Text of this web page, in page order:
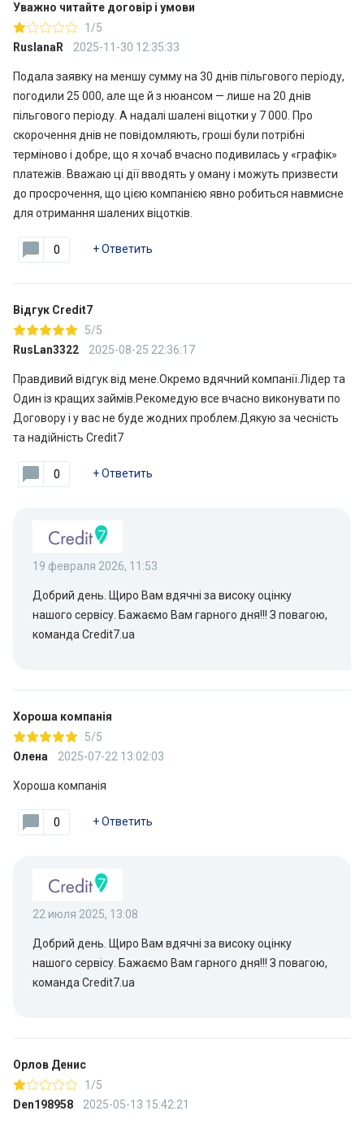
Уважно читайте договір і умови
1/5
RuslanaR
2025-11-30 12:35:33
Подала заявку на меншу сумму на 30 днів пільгового періоду,
погодили 25 000, але ще й з нюансом — лише на 20 днів
пільгового періоду. А надалі шалені віцотки у 7 000. Про
скорочення днів не повідомляють, гроші були потрібні
терміново і добре, що я хочаб вчасно подивилась у «графік»
платежів. Вважаю ці дії вводять у оману і можуть призвести
до просрочення, що цією компанією явно робиться навмисне
для отримання шалених віцотків.
0 +Ответить
Відгук Credit7
5/5
RusLan3322
2025-08-25 22:36:17
Правдивий відгук від мене.Окремо вдячний компанії.Лідер та
Один із кращих займів.Рекомедую все вчасно виконувати по
Договору і у вас не буде жодних проблем.Дякую за чесність
та надійність Credit7
0 +Ответить
19 февраля 2026, 11:53
Добрий день. Щиро Вам вдячні за високу оцінку
нашого сервісу. Бажаємо Вам гарного дня!!! З повагою,
команда Сredit7.ua
Хороша компанія
5/5
Олена
2025-07-22 13:02:03
Хороша компанія
0 +Ответить
22 июля 2025, 13:08
Добрий день. Щиро Вам вдячні за високу оцінку
нашого сервісу. Бажаємо Вам гарного дня!!! З повагою,
команда Сredit7.ua
Орлов Денис
1/5
Den198958
2025-05-13 15:42:21